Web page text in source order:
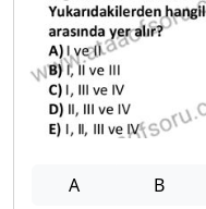
A B